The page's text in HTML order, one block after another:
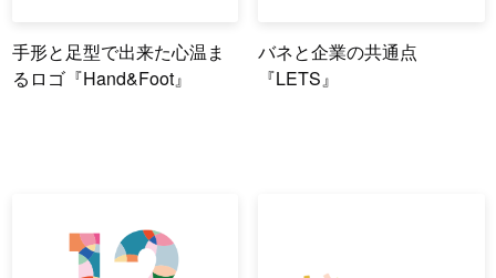
手形と足型で出来た心温ま
るロゴ『Hand&Foot』
バネと企業の共通点
『LETS』